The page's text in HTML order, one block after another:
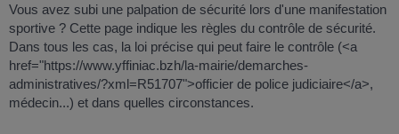
Vous avez subi une palpation de sécurité lors d'une manifestation
sportive ? Cette page indique les règles du contrôle de sécurité.
Dans tous les cas, la loi précise qui peut faire le contrôle (<a
href="https://www.yffiniac.bzh/la-mairie/demarches-
administratives/?xml=R51707">officier de police judiciaire</a>,
médecin...) et dans quelles circonstances.